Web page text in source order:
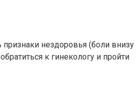
нездоровья (боли внизу
к гинекологу и пройти